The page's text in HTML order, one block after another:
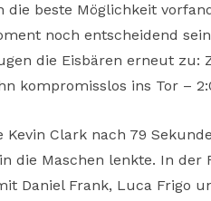
die beste Möglichkeit
noch entscheidend
die Eisbären erneut
kompromisslos ins Tor –
Clark nach 79
die Maschen lenkte. In
Daniel Frank, Luca Frigo